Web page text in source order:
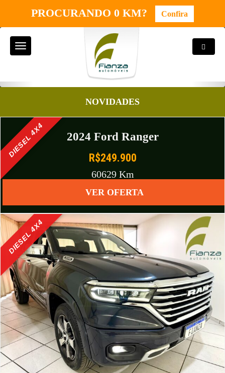
Toggle
Toggle
2024 Toyota Corolla
NOVIDADES
DIESEL 4X4
2024 Ford Ranger
R$249.900
60629 Km
VER OFERTA
DIESEL 4X4
PROCURANDO 0 KM? Confira